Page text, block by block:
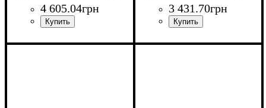
4 605.04грн 3 431.70грн